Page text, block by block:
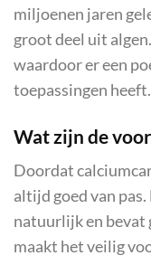
miljoenen jaren
groot deel uit
waardoor er een
toepassingen heeft.
Wat zijn de
Doordat
altijd goed van
natuurlijk en bevat
maakt het veilig